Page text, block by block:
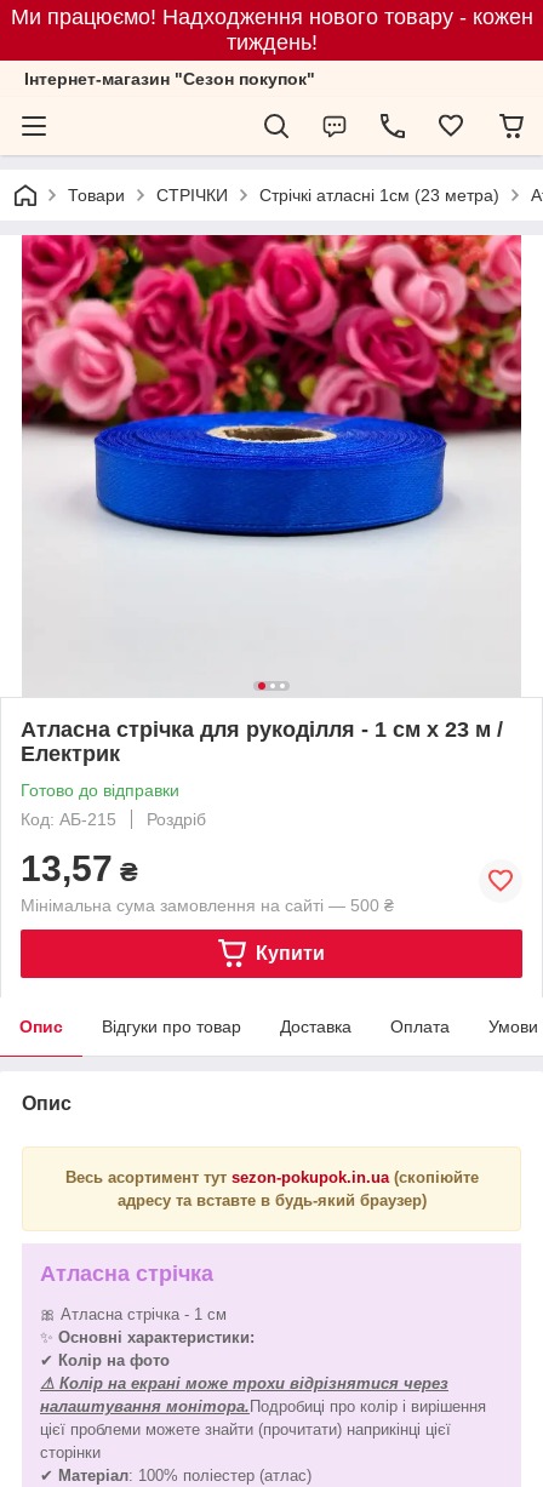
Ми працюємо! Надходження нового товару - кожен
тиждень!
Iнтернет-магазин "Сезон покупок"
Товари СТРІЧКИ Стрічкі атласні 1см (23 метра)
Атласна стрічка для рукоділля - 1 см x 23 м /
Електрик
Готово до відправки
Код: АБ-215
Роздріб
13,57 ₴
Мінімальна сума замовлення на сайті — 500 ₴
Купити
Опис Відгуки про товар Доставка Оплата Умови
Опис
Весь асортимент тут sezon-pokupok.in.ua (скопіюйте
адресу та вставте в будь-який браузер)
Атласна стрічка
🎀 Атласна стрічка - 1 см
✨ Основні характеристики:
✔ Колір на фото
⚠ Колір на екрані може трохи відрізнятися через
налаштування монітора. Подробиці про колір і вирішення
цієї проблеми можете знайти (прочитати) наприкінці цієї
сторінки
✔ Матеріал: 100% поліестер (атлас)